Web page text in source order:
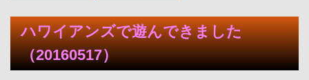
ハワイアンズで遊んできました
（20160517）